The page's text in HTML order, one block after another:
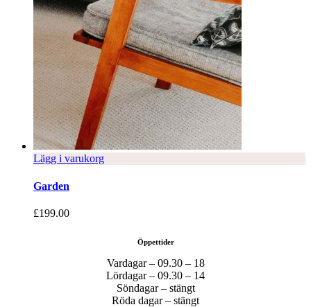
Lägg i varukorg
Garden
£199.00
Öppettider
Vardagar – 09.30 – 18
Lördagar – 09.30 – 14
Söndagar – stängt
Röda dagar – stängt